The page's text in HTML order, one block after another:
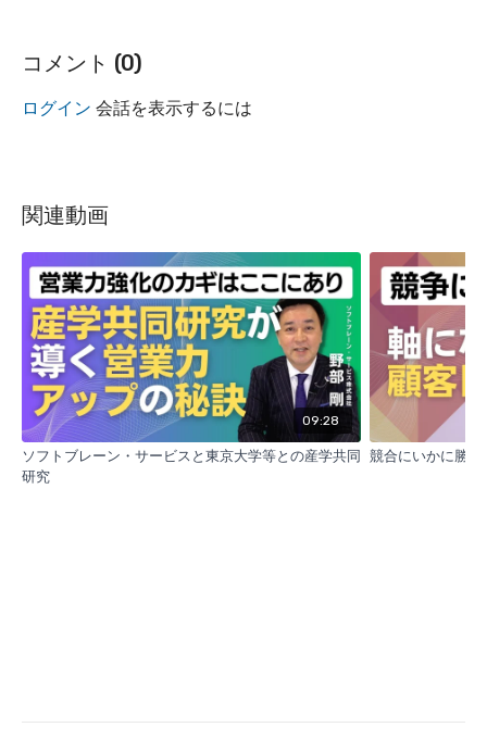
ドへの出場も可能です。プロセスマネジメント大学は、
です。
1. アウトプットを重視した実践型プログラム
- 学習したことを自社の営業プロセスに落とし込み、成
果を出すことを重視
- 最終的には成果発表を行い、プロセスマネジメントア
ワードへの出場も可能
2. 異業種交流によるイノベーションの促進
- 異業種の受講生との交流により、新たな視点や気づき
を得ることができる
コメント (0)
ログイン 会話を表示するには
関連動画
09:28
ソフトブレーン・サービスと東京大学等との産学共同
研究
競合にいかに勝つ